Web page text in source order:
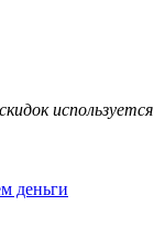
используется
деньги